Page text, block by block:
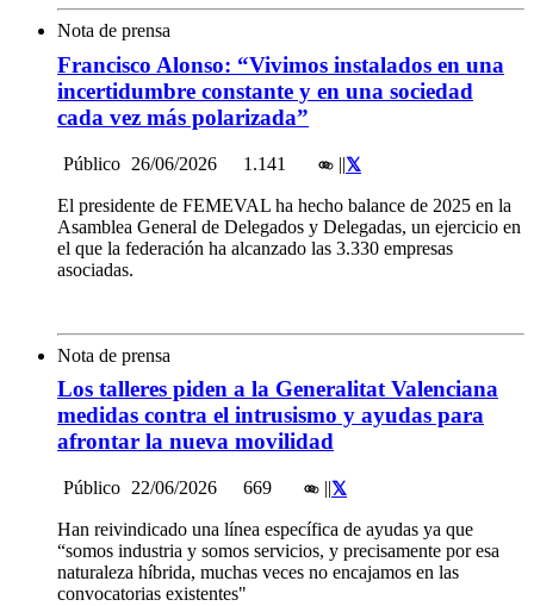
Nota de prensa
Francisco Alonso: “Vivimos instalados en una
incertidumbre constante y en una sociedad
cada vez más polarizada”
Público 26/06/2026 1.141 ||
El presidente de FEMEVAL ha hecho balance de 2025 en la
Asamblea General de Delegados y Delegadas, un ejercicio en
el que la federación ha alcanzado las 3.330 empresas
asociadas.
Nota de prensa
Los talleres piden a la Generalitat Valenciana
medidas contra el intrusismo y ayudas para
afrontar la nueva movilidad
Público 22/06/2026 669 ||
Han reivindicado una línea específica de ayudas ya que
“somos industria y somos servicios, y precisamente por esa
naturaleza híbrida, muchas veces no encajamos en las
convocatorias existentes"